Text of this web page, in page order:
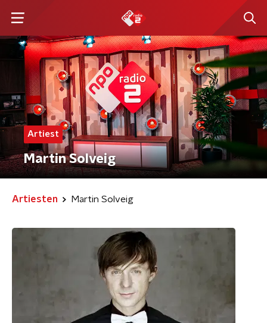
Artiest
Martin Solveig
Artiesten Martin Solveig